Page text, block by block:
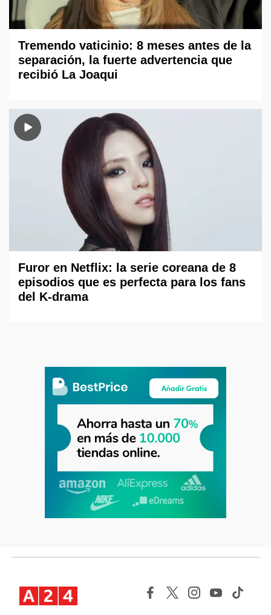
Tremendo vaticinio: 8 meses antes de la
separación, la fuerte advertencia que
recibió La Joaqui
Furor en Netflix: la serie coreana de 8
episodios que es perfecta para los fans
del K-drama